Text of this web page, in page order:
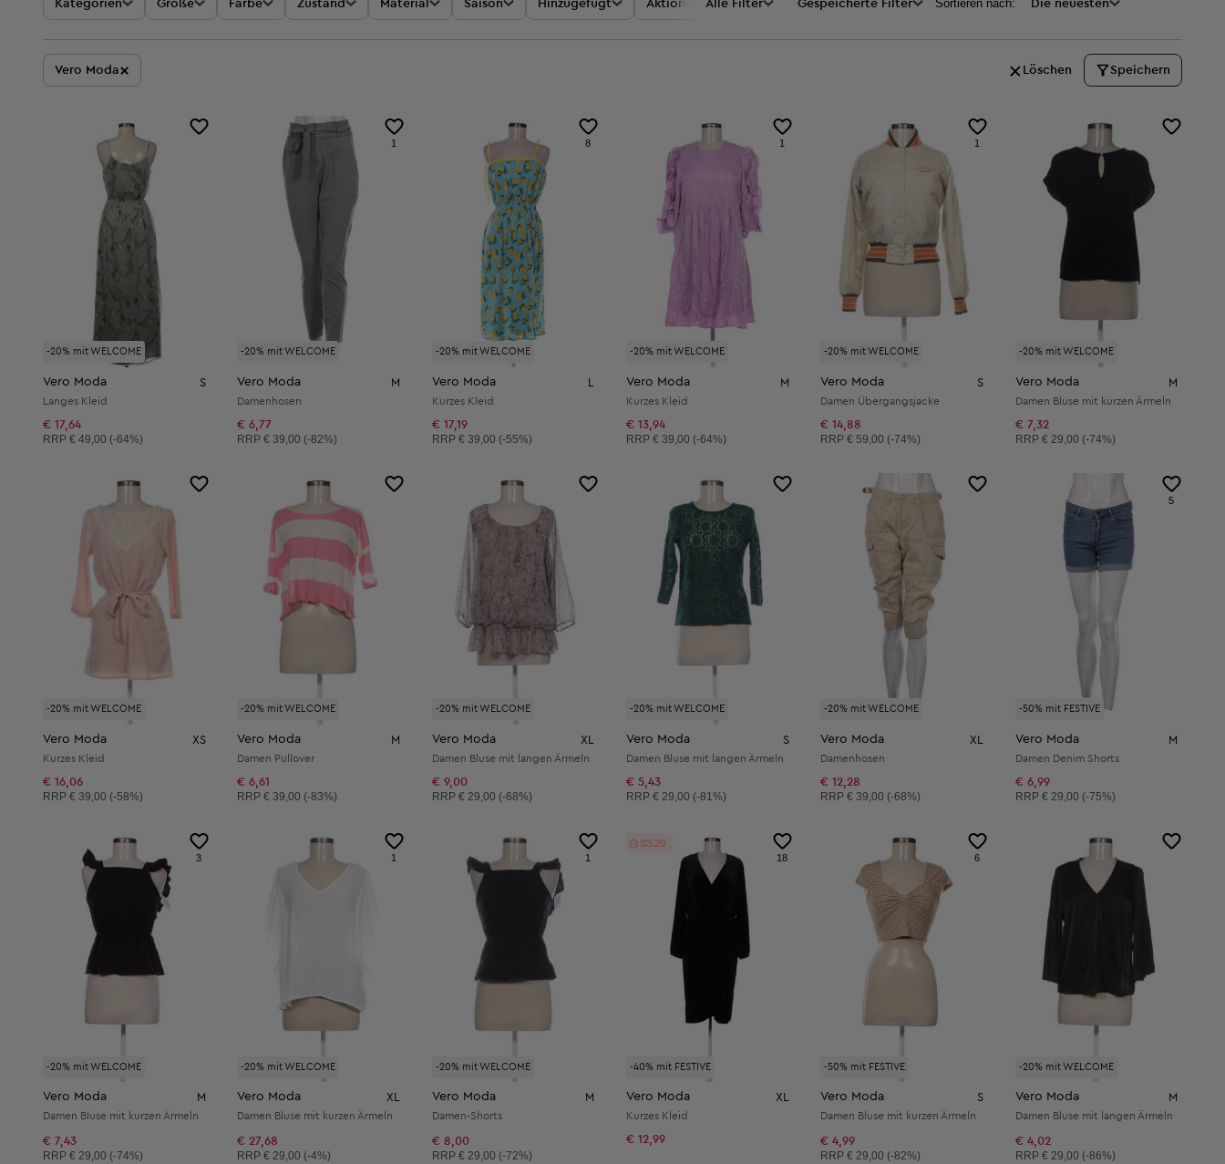
Kategorien Größe Farbe Zustand Material Saison Hinzugefügt Aktionen Preis
Alle Filter Gespeicherte Filter Sortieren nach: Die neuesten
Vero Moda× Löschen Speichern
-20% mit WELCOME
Vero Moda S
Langes Kleid
€ 17,64
Unverbindliche Preisempfehlung:
RRP € 49,00 (-64%)
-20% mit WELCOME
1
Vero Moda M
Damenhosen
€ 6,77
Unverbindliche Preisempfehlung:
RRP€ 39,00 (-82%)
-20% mit WELCOME
8
Vero Moda
Kurzes Kleid
€ 17,19
Unverbindliche Preisempfehlung:
RRP € 39,00 (-55%)
-20% mit WELCOME
1
Vero Moda M
Kurzes Kleid
€ 13,94
Unverbindliche Preisempfehlung:
RRP € 39,00 (-64%)
-20% mit WELCOME
1
Vero Moda S
Damen Übergangsjacke
€ 14,88
Unverbindliche Preisempfehlung:
RRP€ 59,00 (-74%)
-20% mit WELCOME
Vero Moda M
Damen Bluse mit kurzen Ärmeln
€ 7,32
Unverbindliche Preisempfehlung:
RRP € 29,00 (-74%)
-20% mit WELCOME
Vero Moda XS
Kurzes Kleid
€ 16,06
Unverbindliche Preisempfehlung:
RRP € 39,00 (-58%)
-20% mit WELCOME
Vero Moda M
Damen Pullover
€ 6,61
Unverbindliche Preisempfehlung:
RRP€ 39,00 (-83%)
-20% mit WELCOME
Vero Moda XL
Damen Bluse mit langen Ärmeln
€ 9,00
Unverbindliche Preisempfehlung:
RRP € 29,00 (-68%)
-20% mit WELCOME
Vero Moda S
Damen Bluse mit langen Ärmeln
€ 5,43
Unverbindliche Preisempfehlung:
RRP € 29,00 (-81%)
-20% mit WELCOME
Vero Moda XL
Damenhosen
€ 12,28
Unverbindliche Preisempfehlung:
RRP€ 39,00 (-68%)
-50% mit FESTIVE
5
Vero Moda M
Damen Denim Shorts
€ 6,99
Unverbindliche Preisempfehlung:
RRP € 29,00 (-75%)
-20% mit WELCOME
3
Vero Moda M
Damen Bluse mit kurzen Ärmeln
€ 7,43
Unverbindliche Preisempfehlung:
RRP € 29,00 (-74%)
-20% mit WELCOME
1
Vero Moda XL
Damen Bluse mit kurzen Ärmeln
€ 27,68
Unverbindliche Preisempfehlung:
RRP€ 29,00 (-4%)
-20% mit WELCOME
1
Vero Moda M
Damen-Shorts
€ 8,00
Unverbindliche Preisempfehlung:
RRP € 29,00 (-72%)
-40% mit FESTIVE
18
03:19
Vero Moda XL
Kurzes Kleid
€ 12,99
-50% mit FESTIVE
6
Vero Moda S
Damen Bluse mit kurzen Ärmeln
€ 4,99
Unverbindliche Preisempfehlung:
RRP€ 29,00 (-82%)
-20% mit WELCOME
Vero Moda M
Damen Bluse mit langen Ärmeln
€ 4,02
Unverbindliche Preisempfehlung:
RRP € 29,00 (-86%)